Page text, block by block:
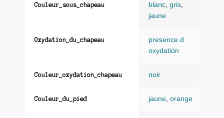
Couleur_sous_chapeau blanc gris
jaune
Oxydation_du_chapeau
presence d
oxydation
Couleur_oxydation_chapeau noir
Couleur_du_pied jaune orange